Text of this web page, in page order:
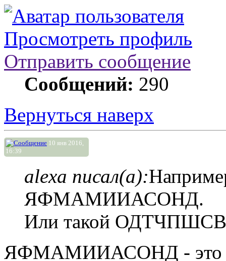
Просмотреть профиль
Отправить сообщение
Сообщений: 290
Вернуться наверх
10 янв 2016,
16:39
alexa писал(а):
ЯФМАМИИАСОНД.
Или такой
ЯФМАМИИАСОНД - это